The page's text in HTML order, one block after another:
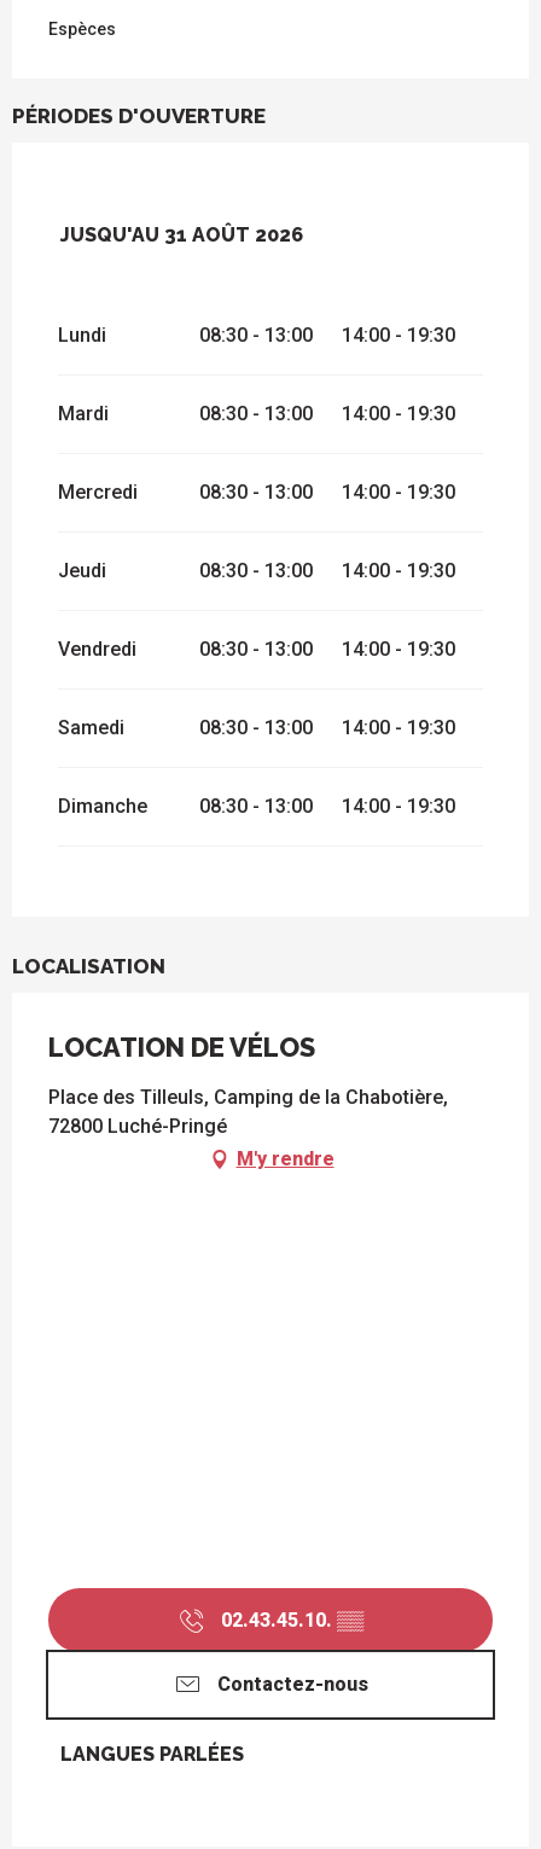
Espèces
PÉRIODES D'OUVERTURE
JUSQU'AU 31 AOÛT 2026
1 SEPTEMBRE 2026 AU30
Lundi 08:30 - 13:00 14:00 - 19:30
Mardi 08:30 - 13:00 14:00 - 19:30
Mercredi 08:30 - 13:00 14:00 - 19:30
Jeudi 08:30 - 13:00 14:00 - 19:30
Vendredi 08:30 - 13:00 14:00 - 19:30
Samedi 08:30 - 13:00 14:00 - 19:30
Dimanche 08:30 - 13:00 14:00 - 19:30
LOCALISATION
LOCATION DE VÉLOS
Place des Tilleuls, Camping de la Chabotière,
72800 Luché-Pringé
M'y rendre
02.43.45.10. ▒▒
Contactez-nous
LANGUES PARLÉES
LANGUES PARLÉES